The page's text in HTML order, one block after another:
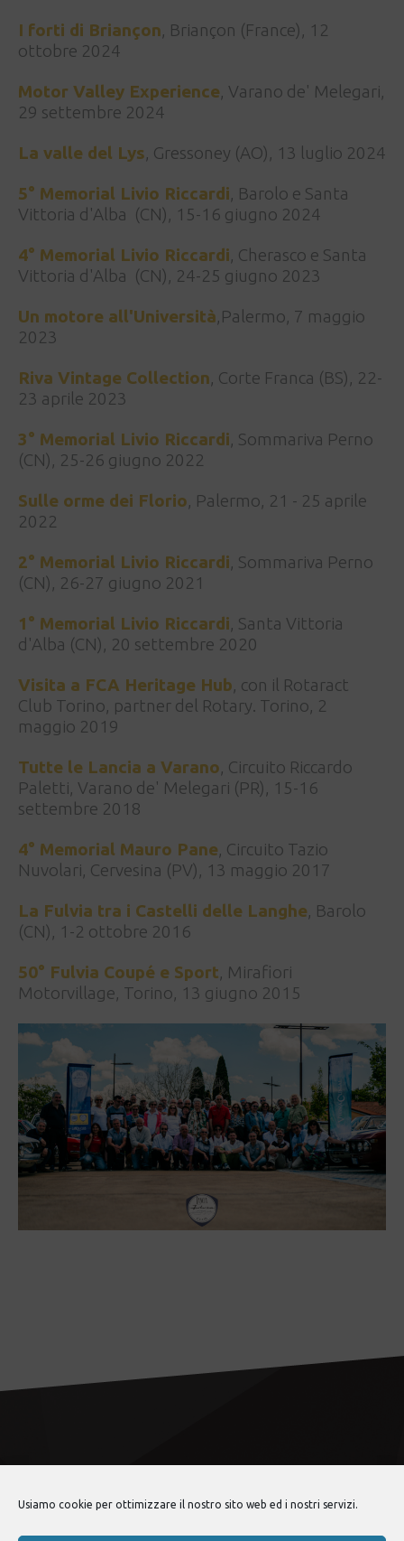
Usiamo cookie per ottimizzare il nostro sito web ed i nostri servizi.
I forti di Briançon, Briançon (France), 12
ottobre 2024
Motor Valley Experience, Varano de' Melegari,
29 settembre 2024
La valle del Lys, Gressoney (AO), 13 luglio 2024
5° Memorial Livio Riccardi, Barolo e Santa
Vittoria d'Alba (CN), 15-16 giugno 2024
4° Memorial Livio Riccardi, Cherasco e Santa
Vittoria d'Alba (CN), 24-25 giugno 2023
Un motore all'Università,Palermo, 7 maggio
2023
Riva Vintage Collection, Corte Franca (BS), 22-
23 aprile 2023
3° Memorial Livio Riccardi, Sommariva Perno
(CN), 25-26 giugno 2022
Sulle orme dei Florio, Palermo, 21 - 25 aprile
2022
2° Memorial Livio Riccardi, Sommariva Perno
(CN), 26-27 giugno 2021
1° Memorial Livio Riccardi, Santa Vittoria
d'Alba (CN), 20 settembre 2020
Visita a FCA Heritage Hub, con il Rotaract
Club Torino, partner del Rotary. Torino, 2
maggio 2019
Tutte le Lancia a Varano, Circuito Riccardo
Paletti, Varano de' Melegari (PR), 15-16
settembre 2018
4° Memorial Mauro Pane, Circuito Tazio
Nuvolari, Cervesina (PV), 13 maggio 2017
La Fulvia tra i Castelli delle Langhe, Barolo
(CN), 1-2 ottobre 2016
50° Fulvia Coupé e Sport, Mirafiori
Motorvillage, Torino, 13 giugno 2015